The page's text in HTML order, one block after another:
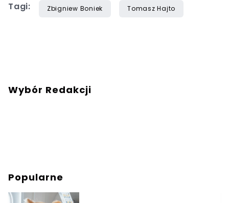
Tagi: Zbigniew Boniek Tomasz Hajto
Wybór Redakcji
Popularne